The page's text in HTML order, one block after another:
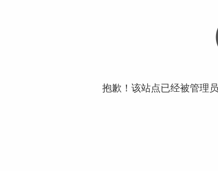
抱歉！该站点已经被管理